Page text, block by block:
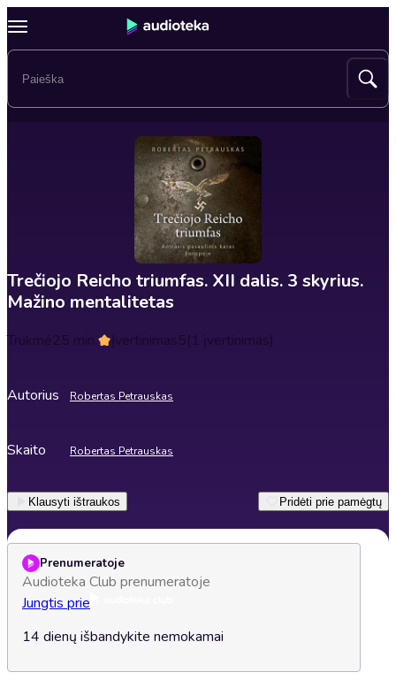
Trečiojo Reicho triumfas. XII dalis. 3 skyrius.
Mažino mentalitetas
Trukmė25 min. Įvertinimas5(1 įvertinimas)
Autorius Robertas Petrauskas
Skaito Robertas Petrauskas
Klausyti ištraukos Pridėti prie pamėgtų
Prenumeratoje
Audioteka Club prenumeratoje
Jungtis prie
14 dienų išbandykite nemokamai